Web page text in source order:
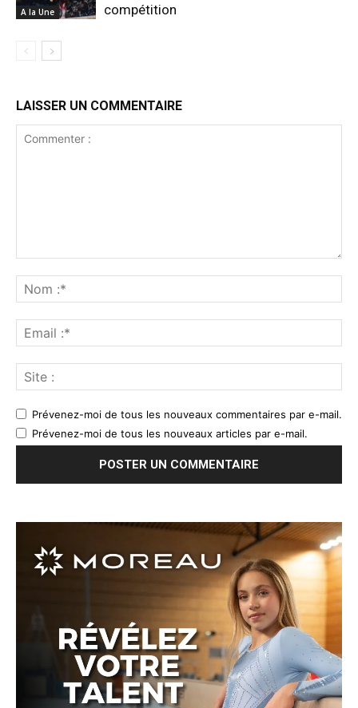
A la Une
compétition
LAISSER UN COMMENTAIRE
Prévenez-moi de tous les nouveaux commentaires par e-mail.
Prévenez-moi de tous les nouveaux articles par e-mail.